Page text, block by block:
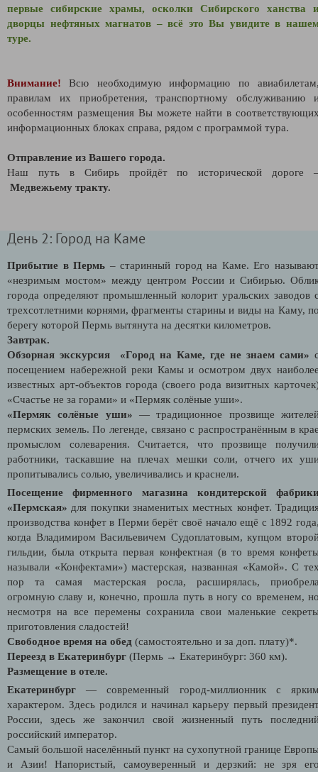
первые сибирские храмы, осколки Сибирского ханства
дворцы нефтяных магнатов – всё это Вы увидите в
туре.
Внимание!
Всю необходимую информацию по
правилам их приобретения, транспортному обслуживанию
особенностям размещения Вы можете найти в
информационных блоках справа, рядом с программой тура.
Отправление из Вашего города.
Наш путь в Сибирь пройдёт по исторической дороге
Медвежьему тракту.
День 2: Город на Каме
Прибытие в Пермь – старинный город на Каме. Его
«незримым мостом» между центром России и Сибирью.
города определяют промышленный колорит уральских заводов
трехсотлетними корнями, фрагменты старины и виды на Каму,
берегу которой Пермь вытянута на десятки километров.
Завтрак.
Обзорная экскурсия «Город на Каме, где не знаем сами»
посещением набережной реки Камы и осмотром двух
известных арт-объектов города (своего рода визитных
«Счастье не за горами» и «Пермяк солёные уши».
«Пермяк солёные уши» — традиционное прозвище
пермских земель. По легенде, связано с распространённым в
промыслом солеварения. Считается, что прозвище
работники, таскавшие на плечах мешки соли, отчего их
пропитывались солью, увеличивались и краснели.
Посещение фирменного магазина кондитерской
«Пермская» для покупки знаменитых местных конфет.
производства конфет в Перми берёт своё начало ещё с 1892
когда Владимиром Васильевичем Судоплатовым, купцом
гильдии, была открыта первая конфектная (в то время
называли «Конфектами») мастерская, названная «Камой». С
пор та самая мастерская росла, расширялась,
огромную славу и, конечно, прошла путь в ногу со временем,
несмотря на все перемены сохранила свои маленькие
приготовления сладостей!
Свободное время на обед (самостоятельно и за доп. плату)*.
Переезд в Екатеринбург (Пермь → Екатеринбург: 360 км).
Размещение в отеле.
Екатеринбург — современный город-миллионник с
характером. Здесь родился и начинал карьеру первый
России, здесь же закончил свой жизненный путь
российский император.
Самый большой населённый пункт на сухопутной границе
и Азии! Напористый, самоуверенный и дерзкий: не зря